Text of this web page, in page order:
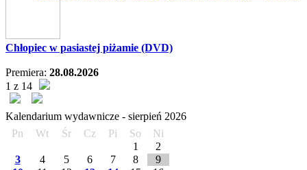
Chłopiec w pasiastej piżamie (DVD)
Premiera: 28.08.2026
1 z 14
Kalendarium wydawnicze - sierpień 2026
Pn
Wt Śr Cz Pi So
Ni
1
2
3
4 5 6 7 8
9